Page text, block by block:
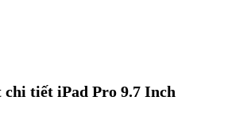
chi tiết iPad Pro 9.7 Inch